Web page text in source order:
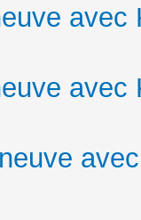
avec
avec